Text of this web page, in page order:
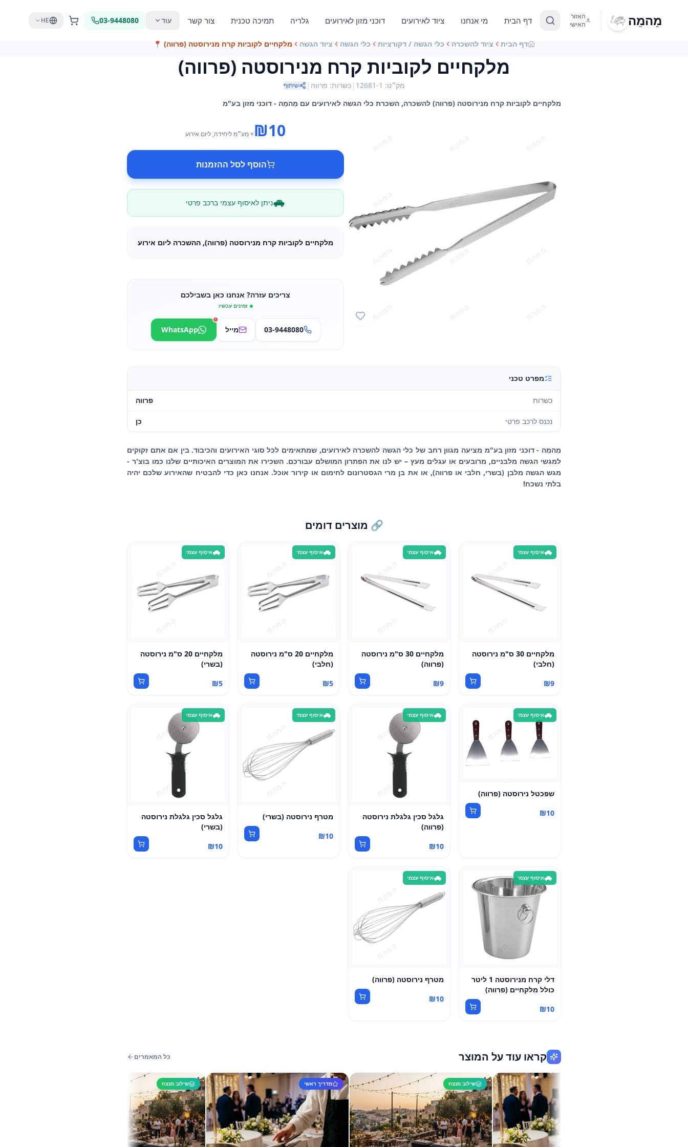
03-9448080
HE דף הבית מי אנחנו ציוד לאירועים דוכני מזון לאירועים גלריה תמיכה טכנית צור קשר עוד מֵהמֵה
האזור
האישי
דף הבית ציוד להשכרה כלי הגשה / דקורציות כלי הגשה ציוד הגשה מלקחיים לקוביות קרח מנירוסטה (פרווה) 📍
מלקחיים לקוביות קרח מנירוסטה (פרווה)
מק״ט:
12681-1
|כשרות: פרווה | שיתוף
מלקחיים לקוביות קרח מנירוסטה (פרווה) להשכרה, השכרת כלי הגשה לאירועים עם מֵהמֵה - דוכני מזון בע"מ
₪10 + מע״מליחידה, ליום אירוע
הוסף לסל ההזמנות
ניתן לאיסוף עצמי ברכב פרטי
מלקחיים לקוביות קרח מנירוסטה (פרווה), ההשכרה ליום אירוע
צריכים עזרה? אנחנו כאן בשבילכם
זמינים עכשיו
03-9448080 מייל WhatsApp
1
מפרט טכני
כשרות פרווה
נכנס לרכב פרטי כן
מֵהמֵה - דוכני מזון בע"מ מציעה מגוון רחב של כלי הגשה להשכרה לאירועים, שמתאימים לכל סוגי האירועים והכיבוד. בין אם אתם זקוקים
למגשי הגשה מלבניים, מרובעים או עגלים מעץ – יש לנו את הפתרון המושלם עבורכם. השכירו את המוצרים האיכותיים שלנו כמו בוצ'ר -
מגש הגשה מלבן (בשרי, חלבי או פרווה), או את בן מרי הגסטרונום לחימום או קירור אוכל. אנחנו כאן כדי להבטיח שהאירוע שלכם יהיה
בלתי נשכח!
🔗 מוצרים דומים
איסוף עצמי
מלקחיים 30 ס"מ נירוסטה
(חלבי)
₪9
איסוף עצמי
מלקחיים 30 ס"מ נירוסטה
(פרווה)
₪9
איסוף עצמי
מלקחיים 20 ס"מ נירוסטה
(חלבי)
₪5
איסוף עצמי
מלקחיים 20 ס"מ נירוסטה
(בשרי)
₪5
איסוף עצמי
שפכטל נירוסטה (פרווה)
₪10
איסוף עצמי
גלגל סכין גלגלת נירוסטה
(פרווה)
₪10
איסוף עצמי
מטרף נירוסטה (בשרי)
₪10
איסוף עצמי
גלגל סכין גלגלת נירוסטה
(בשרי)
₪10
איסוף עצמי
דלי קרח מנירוסטה 1 ליטר
כולל מלקחיים (פרווה)
₪10
איסוף עצמי
מטרף נירוסטה (פרווה)
₪10
קראו עוד על המוצר כל המאמרים
שילוב מנצח מדריך ראשי שילוב מנצח